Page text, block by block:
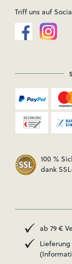
Triff uns auf
100 %
dank
ab 79 €